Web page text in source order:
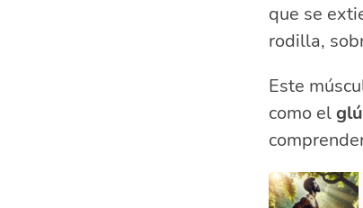
que se
rodilla,
Este
como el